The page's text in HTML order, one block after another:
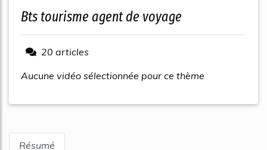
bts tourisme agent de voyage
20 articles
Aucune vidéo sélectionnée pour ce thème
Résumé